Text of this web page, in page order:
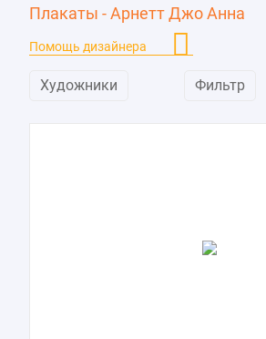
Плакаты - Арнетт Джо Анна
Помощь дизайнера
Художники Фильтр